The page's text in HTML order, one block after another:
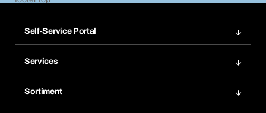
Self-Service Portal
Merklisten
Nachbestellungen
Services
Sortiment